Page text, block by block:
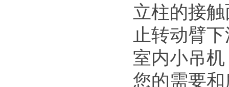
立柱的接
止转动臂
室内小吊
您的需要